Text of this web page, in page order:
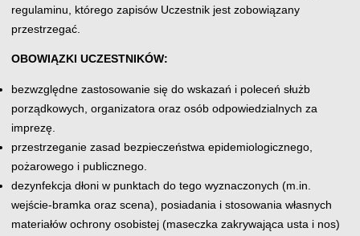
regulaminu, którego zapisów Uczestnik jest zobowiązany
przestrzegać.
OBOWIĄZKI UCZESTNIKÓW:
bezwzględne zastosowanie się do wskazań i poleceń służb
porządkowych, organizatora oraz osób odpowiedzialnych za
imprezę.
przestrzeganie zasad bezpieczeństwa epidemiologicznego,
pożarowego i publicznego.
dezynfekcja dłoni w punktach do tego wyznaczonych (m.in.
wejście-bramka oraz scena), posiadania i stosowania własnych
materiałów ochrony osobistej (maseczka zakrywająca usta i nos)